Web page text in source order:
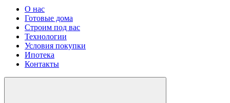
О нас
Готовые дома
Строим под вас
Технологии
Условия покупки
Ипотека
Контакты